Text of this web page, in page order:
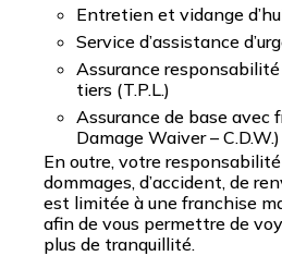
Entretien et vidange
Service d’assistance
Assurance
tiers (T.P.L.)
Assurance de base avec
Damage Waiver – C.D.W.)
En outre, votre
dommages, d’accident, de
est limitée à une franchise
afin de vous permettre de
plus de tranquillité.